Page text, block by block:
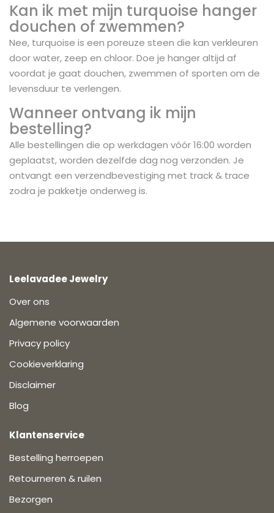
Kan ik met mijn turquoise hanger
douchen of zwemmen?
Nee, turquoise is een poreuze steen die kan verkleuren
door water, zeep en chloor. Doe je hanger altijd af
voordat je gaat douchen, zwemmen of sporten om de
levensduur te verlengen.
Wanneer ontvang ik mijn
bestelling?
Alle bestellingen die op werkdagen vóór 16:00 worden
geplaatst, worden dezelfde dag nog verzonden. Je
ontvangt een verzendbevestiging met track & trace
zodra je pakketje onderweg is.
Leelavadee Jewelry
Over ons
Algemene voorwaarden
Privacy policy
Cookieverklaring
Disclaimer
Blog
Klantenservice
Bestelling herroepen
Retourneren & ruilen
Bezorgen